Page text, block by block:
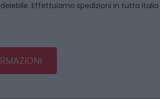
Effettuiamo spedizioni in tutta Italia